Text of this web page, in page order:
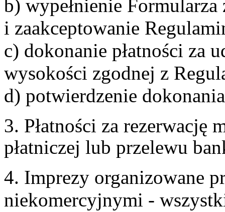
b) wypełnienie Formularza
i zaakceptowanie
c) dokonanie płatności za
wysokości zgodnej z
d) potwierdzenie
3. Płatności za rezerwację
płatniczej lub przelewu
4. Imprezy organizowane
niekomercyjnymi -